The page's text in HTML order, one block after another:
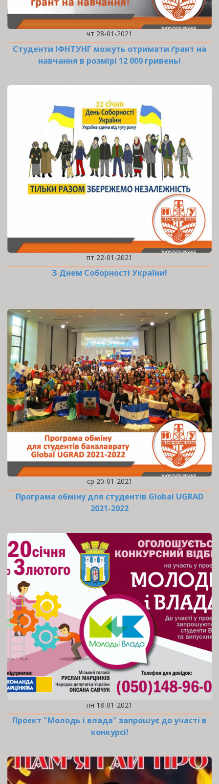
чт 28-01-2021
Студенти ІФНТУНГ можуть отримати ґрант на
навчання в розмірі 12 000 гривень!
пт 22-01-2021
З Днем Соборності України!
ср 20-01-2021
Програма обміну для студентів Global UGRAD
2021-2022
пн 18-01-2021
Проєкт "Молодь і влада" запрошує до участі в
конкурсі!